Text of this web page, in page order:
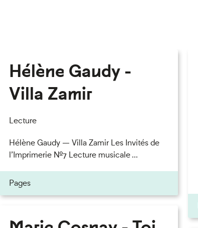
Hélène Gaudy -
Villa Zamir
Lecture
Hélène Gaudy — Villa Zamir Les Invités de
l’Imprimerie n°7 Lecture musicale ...
Pages